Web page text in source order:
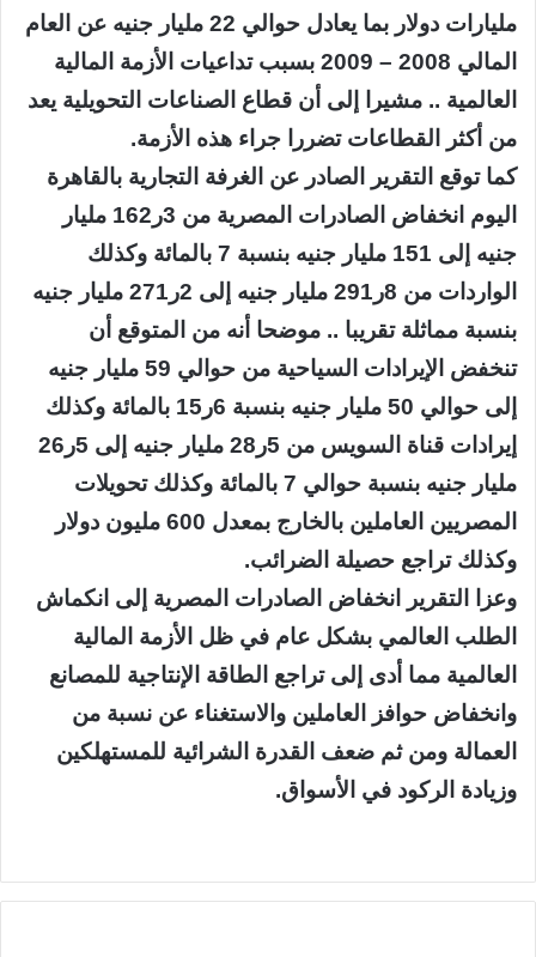
مليارات دولار بما يعادل حوالي 22 مليار جنيه عن العام
المالي 2008 – 2009 بسبب تداعيات الأزمة المالية
العالمية .. مشيرا إلى أن قطاع الصناعات التحويلية يعد
من أكثر القطاعات تضررا جراء هذه الأزمة.
كما توقع التقرير الصادر عن الغرفة التجارية بالقاهرة
اليوم انخفاض الصادرات المصرية من 3ر162 مليار
جنيه إلى 151 مليار جنيه بنسبة 7 بالمائة وكذلك
الواردات من 8ر291 مليار جنيه إلى 2ر271 مليار جنيه
بنسبة مماثلة تقريبا .. موضحا أنه من المتوقع أن
تنخفض الإيرادات السياحية من حوالي 59 مليار جنيه
إلى حوالي 50 مليار جنيه بنسبة 6ر15 بالمائة وكذلك
إيرادات قناة السويس من 5ر28 مليار جنيه إلى 5ر26
مليار جنيه بنسبة حوالي 7 بالمائة وكذلك تحويلات
المصريين العاملين بالخارج بمعدل 600 مليون دولار
وكذلك تراجع حصيلة الضرائب.
وعزا التقرير انخفاض الصادرات المصرية إلى انكماش
الطلب العالمي بشكل عام في ظل الأزمة المالية
العالمية مما أدى إلى تراجع الطاقة الإنتاجية للمصانع
وانخفاض حوافز العاملين والاستغناء عن نسبة من
العمالة ومن ثم ضعف القدرة الشرائية للمستهلكين
وزيادة الركود في الأسواق.